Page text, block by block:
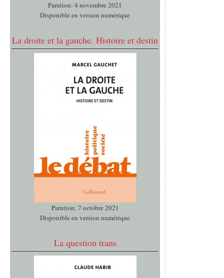
Parution: 4 novembre 2021
Disponible en version numérique
La droite et la gauche. Histoire et destin
Parution: 7 octobre 2021
Disponible en version numérique
La question trans